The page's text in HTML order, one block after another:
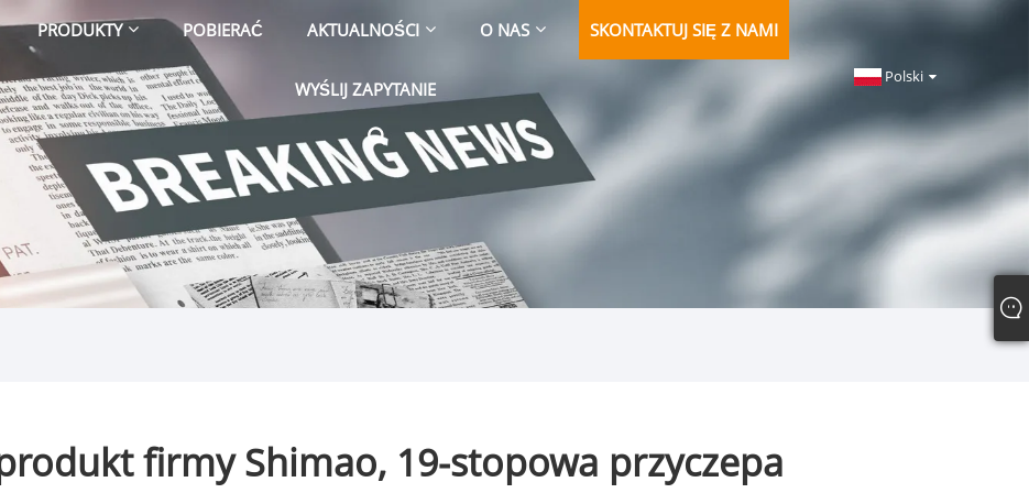
PRODUKTY POBIERAĆ AKTUALNOŚCI O NAS SKONTAKTUJ SIĘ Z NAMI
WYŚLIJ ZAPYTANIE
Polski
firmy Shimao, 19-stopowa przyczepa